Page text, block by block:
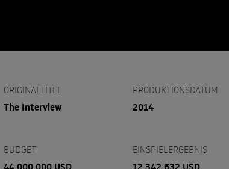
ORIGINALTITEL
The Interview
PRODUKTIONSDATUM
2014
BUDGET EINSPIELERGEBNIS